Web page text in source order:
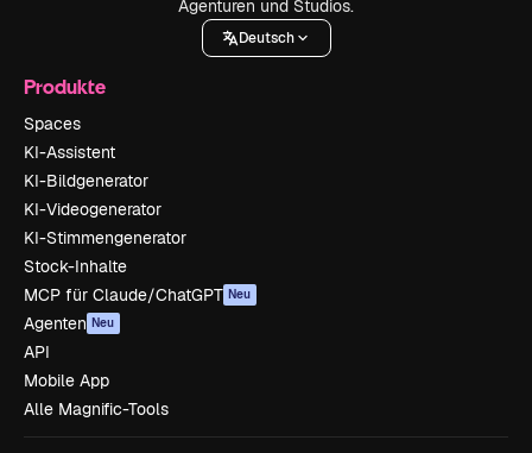
Agenturen und Studios.
Deutsch
Produkte
Spaces
KI-Assistent
KI-Bildgenerator
KI-Videogenerator
KI-Stimmengenerator
Stock-Inhalte
MCP für Claude/ChatGPT Neu
Agenten Neu
API
Mobile App
Alle Magnific-Tools